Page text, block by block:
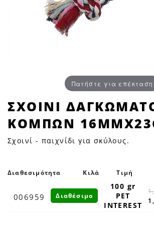
Πατήστε για επέκταση
ΣΧΟΙΝΙ
ΔΑΓΚΩΜΑΤΟΣ
2
ΚΟΜΠΩΝ
Petfan
ΣΧΟΙΝΙ
ΚΟΜΠΩΝ
Σχοινί - παιχνίδι για σκύλους.
Διαθεσιμότητα Κιλά Τιμή
006959
100 gr
PET
INTEREST
Διαθέσιμο